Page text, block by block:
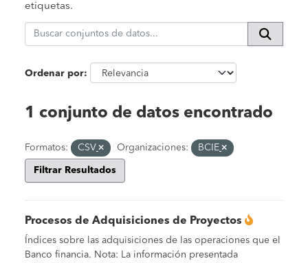
etiquetas.
Ordenar por
1 conjunto de datos encontrado
Formatos: CSV Organizaciones: BCIE
Filtrar Resultados
Procesos de Adquisiciones de Proyectos
Índices sobre las adquisiciones de las operaciones que el
Banco financia. Nota: La información presentada